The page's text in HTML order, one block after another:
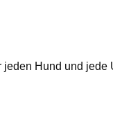
Hund und jede